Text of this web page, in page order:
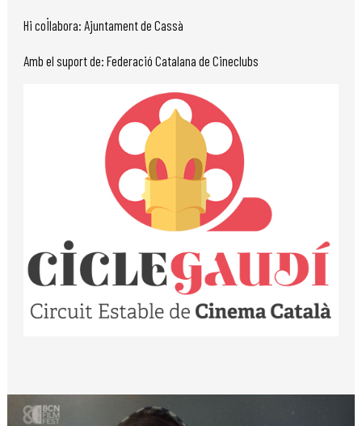
Hi col·labora: Ajuntament de Cassà
Amb el suport de: Federació Catalana de Cineclubs